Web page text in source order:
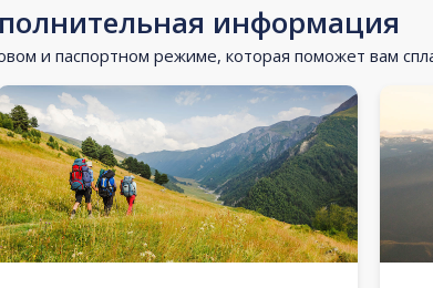
информация
и паспортном режиме, которая поможет вам